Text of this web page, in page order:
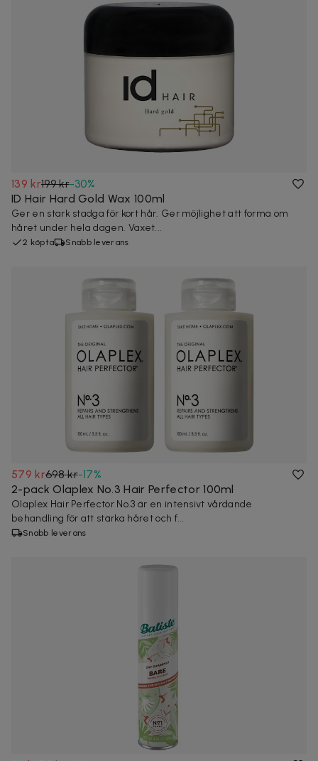
139 kr199 kr-30%
ID Hair Hard Gold Wax 100ml
Ger en stark stadga för kort hår. Ger möjlighet att forma om
håret under hela dagen. Vaxet...
2 köpta Snabb leverans
579 kr698 kr-17%
2-pack Olaplex No.3 Hair Perfector 100ml
Olaplex Hair Perfector No.3 är en intensivt vårdande
behandling för att stärka håret och f...
Snabb leverans